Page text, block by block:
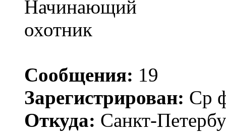
Сообщения: 19
Зарегистрирован: Ср
Откуда: Санкт-